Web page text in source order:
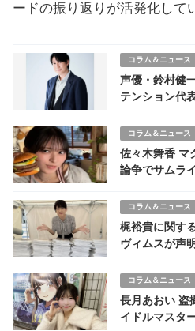
ードの振り返りが活発化して
コラム＆ニュース
声優・鈴村健
テンション代
コラム＆ニュース
佐々木舞香 マ
論争でサムラ
コラム＆ニュース
梶裕貴に関す
ヴィムスが声
コラム＆ニュース
長月あおい 盗
イドルマスタ